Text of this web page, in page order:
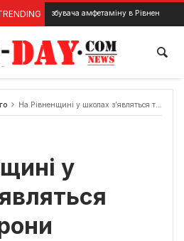
збувача амфетаміну в Рівненському районі
На Рівненщині у школах з’являться тири та дрони
у